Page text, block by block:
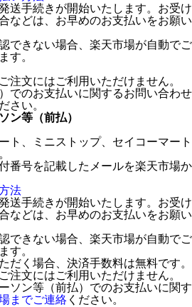
送手続きが開始いたします。お受け
などは、お早めのお支払いをお願い
できない場合、楽天市場が自動でご
す。
注文にはご利用いただけません。
でのお支払いに関するお問い合わせ
さい。
ン等（前払）
ト、ミニストップ、セイコーマート
番号を記載したメールを楽天市場か
法
送手続きが開始いたします。お受け
などは、お早めのお支払いをお願い
できない場合、楽天市場が自動でご
す。
だく場合、決済手数料は無料です。
注文にはご利用いただけません。
ソン等（前払）でのお支払いに関す
までご連絡 ください。